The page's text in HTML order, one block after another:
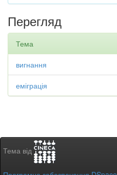
Перегляд
Тема
вигнання
еміграція
Тема від